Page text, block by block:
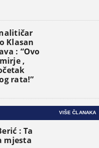
Klasan
: “Ovo
,
rata!”
VIŠE ČLANAKA
: Ta
mjesta